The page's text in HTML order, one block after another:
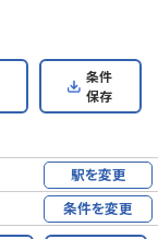
条件
保存
駅を変更
条件を変更